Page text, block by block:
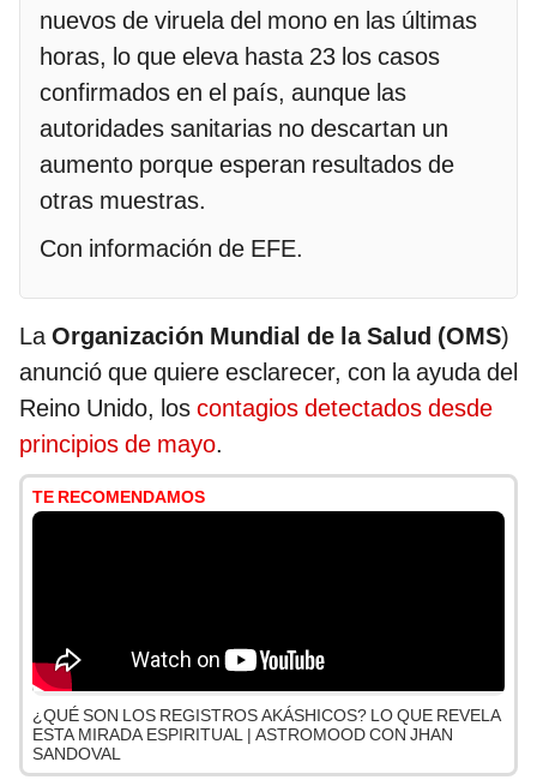
nuevos de viruela del mono en las últimas
horas, lo que eleva hasta 23 los casos
confirmados en el país, aunque las
autoridades sanitarias no descartan un
aumento porque esperan resultados de
otras muestras.
Con información de EFE.
La Organización Mundial de la Salud (OMS)
anunció que quiere esclarecer, con la ayuda del
Reino Unido, los contagios detectados desde
principios de mayo.
TE RECOMENDAMOS
¿QUÉ SON LOS REGISTROS AKÁSHICOS? LO QUE REVELA
ESTA MIRADA ESPIRITUAL | ASTROMOOD CON JHAN
SANDOVAL